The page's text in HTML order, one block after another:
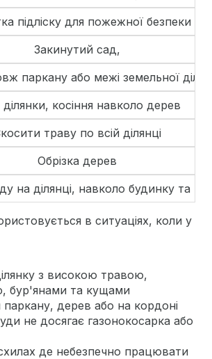
підліску для пожежної безпеки
Закинутий сад,
паркану або межі земельної
косіння навколо дерев
траву по всій ділянці
Обрізка дерев
на ділянці, навколо будинку та в
в ситуаціях, коли у
з високою травою,
бур'янами та кущами
паркану, дерев або на кордоні
не досягає газонокосарка або
де небезпечно працювати